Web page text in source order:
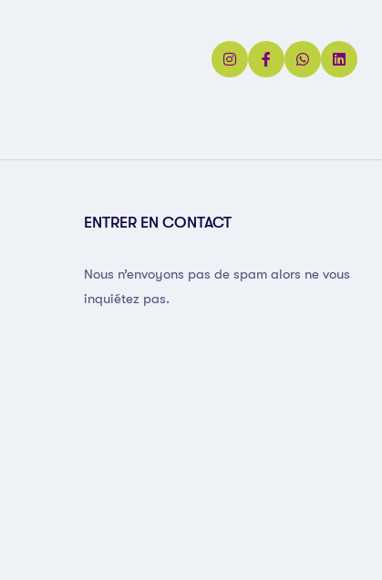
ENTRER EN CONTACT
Nous n’envoyons pas de spam alors ne vous
inquiétez pas.